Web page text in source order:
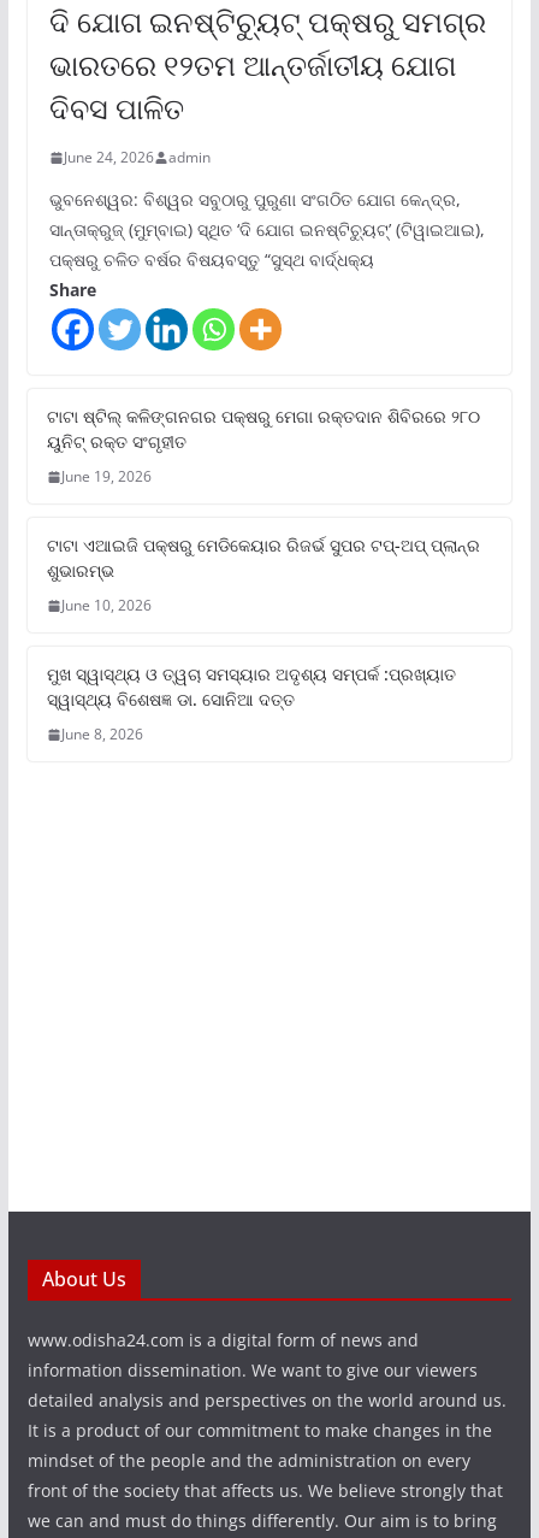
ଦି ଯୋଗ ଇନଷ୍ଟିଚ୍ୟୁଟ୍ ପକ୍ଷରୁ ସମଗ୍ର
ଭାରତରେ ୧୨ତମ ଆନ୍ତର୍ଜାତୀୟ ଯୋଗ
ଦିବସ ପାଳିତ
June 24, 2026 admin
ଭୁବନେଶ୍ୱର: ବିଶ୍ୱର ସବୁଠାରୁ ପୁରୁଣା ସଂଗଠିତ ଯୋଗ କେନ୍ଦ୍ର,
ସାନ୍ତାକ୍ରୁଜ୍ (ମୁମ୍ବାଇ) ସ୍ଥିତ ‘ଦି ଯୋଗ ଇନଷ୍ଟିଚ୍ୟୁଟ୍‌’ (ଟିୱାଇଆଇ),
ପକ୍ଷରୁ ଚଳିତ ବର୍ଷର ବିଷୟବସ୍ତୁ “ସୁସ୍ଥ ବାର୍ଦ୍ଧକ୍ୟ
Share
ଟାଟା ଷ୍ଟିଲ୍‌ କଳିଙ୍ଗନଗର ପକ୍ଷରୁ ମେଗା ରକ୍ତଦାନ ଶିବିରରେ ୨୮୦
ୟୁନିଟ୍‌ ରକ୍ତ ସଂଗୃହୀତ
June 19, 2026
ଟାଟା ଏଆଇଜି ପକ୍ଷରୁ ମେଡିକେୟାର ରିଜର୍ଭ ସୁପର ଟପ୍‌-ଅପ୍ ପ୍ଲାନ୍‌ର
ଶୁଭାରମ୍ଭ
June 10, 2026
ମୁଖ ସ୍ୱାସ୍ଥ୍ୟ ଓ ତ୍ୱଚା ସମସ୍ୟାର ଅଦୃଶ୍ୟ ସମ୍ପର୍କ :ପ୍ରଖ୍ୟାତ
ସ୍ୱାସ୍ଥ୍ୟ ବିଶେଷଜ୍ଞ ଡା. ସୋନିଆ ଦତ୍ତ
June 8, 2026
About Us
www.odisha24.com is a digital form of news and
information dissemination. We want to give our viewers
detailed analysis and perspectives on the world around us.
It is a product of our commitment to make changes in the
mindset of the people and the administration on every
front of the society that affects us. We believe strongly that
we can and must do things differently. Our aim is to bring